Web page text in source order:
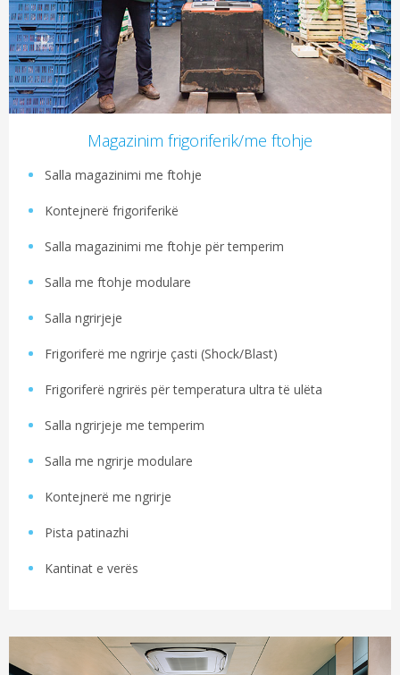
Magazinim frigoriferik/me ftohje
Salla magazinimi me ftohje
Kontejnerë frigoriferikë
Salla magazinimi me ftohje për temperim
Salla me ftohje modulare
Salla ngrirjeje
Frigoriferë me ngrirje çasti (Shock/Blast)
Frigoriferë ngrirës për temperatura ultra të ulëta
Salla ngrirjeje me temperim
Salla me ngrirje modulare
Kontejnerë me ngrirje
Pista patinazhi
Kantinat e verës